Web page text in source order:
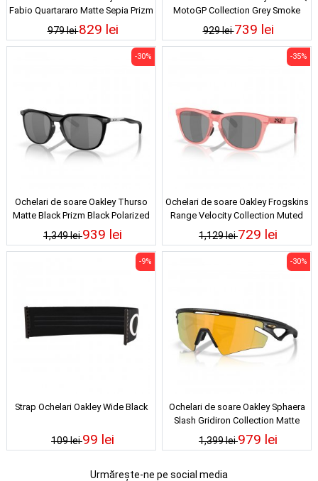
Fabio Quartararo Matte Sepia Prizm
Tungsten
979 lei829 lei
MotoGP Collection Grey Smoke
Prizm Bronze
929 lei739 lei
Ochelari de soare Oakley Thurso
Matte Black Prizm Black Polarized
1,349 lei
-30%
939 lei
Ochelari de soare Oakley Frogskins
Range Velocity Collection Muted
Metallic Prizm Black Polarized
1,129 lei
-35%
729 lei
Strap Ochelari Oakley Wide Black
109 lei
-9%
99 lei
Ochelari de soare Oakley Sphaera
Slash Gridiron Collection Matte
Black Splatter Prizm 24K Polarized
1,399 lei
-30%
979 lei
Urmărește-ne pe social media